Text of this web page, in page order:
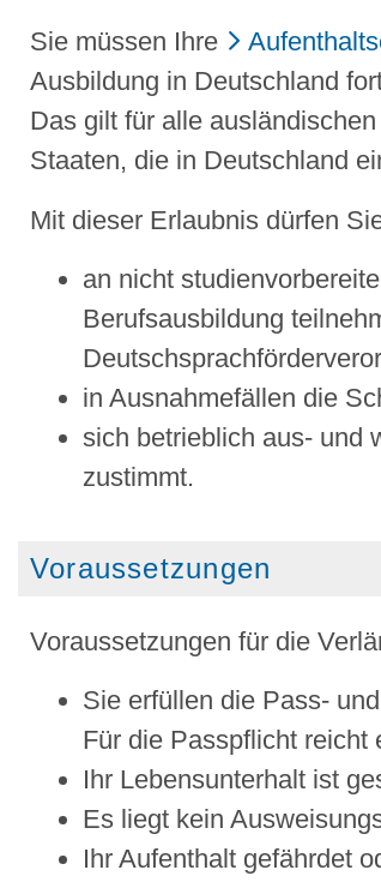
Sie müssen Ihre
Ausbildung in Deutschland
Das gilt für alle
Staaten, die in Deutschland
Mit dieser Erlaubnis dürfen
an nicht
Berufsausbildung
in Ausnahmefällen die
sich betrieblich aus- und
zustimmt.
Voraussetzungen
Voraussetzungen für die
Sie erfüllen die Pass-
Für die Passpflicht reicht
Ihr Lebensunterhalt ist
Es liegt kein
Ihr Aufenthalt gefährdet